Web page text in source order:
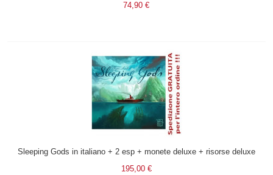
74,90 €
Sleeping Gods in italiano + 2 esp + monete deluxe + risorse deluxe
195,00 €